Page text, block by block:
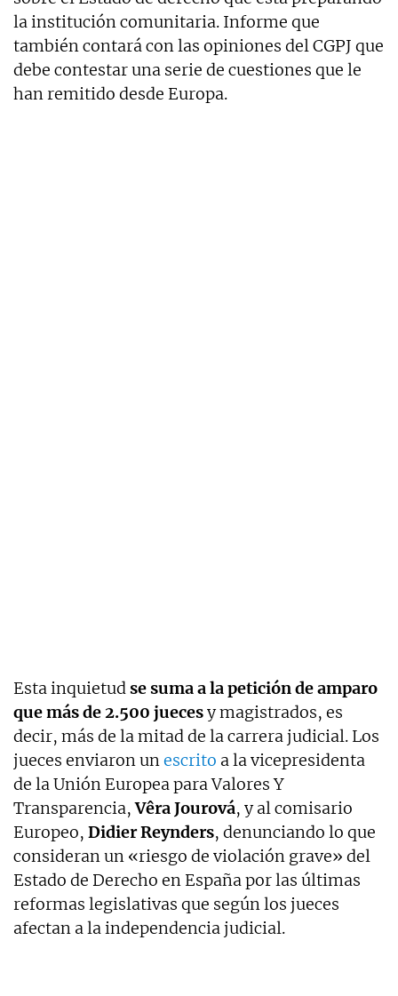
la institución comunitaria. Informe que
también contará con las opiniones del CGPJ que
debe contestar una serie de cuestiones que le
han remitido desde Europa.
Esta inquietudse suma a la petición de amparo
que más de 2.500 juecesy magistrados, es
decir, más de la mitad de la carrera judicial. Los
jueces enviaron unescrito a la vicepresidenta
de la Unión Europea para Valores Y
Transparencia,Vêra Jourová, y al comisario
Europeo, Didier Reynders, denunciando lo que
consideran un «riesgo de violación grave» del
Estado de Derecho en España por las últimas
reformas legislativas que según los jueces
afectan a la independencia judicial.